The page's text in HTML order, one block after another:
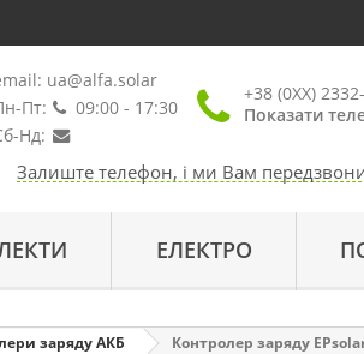
ua@alfa.solar
Пт:
09:00 - 17:30
Нд:
+38 (0XX)
Показати
Залиште телефон, і ми Вам
ЕЛЕКТРО
заряду АКБ Контролер заряду